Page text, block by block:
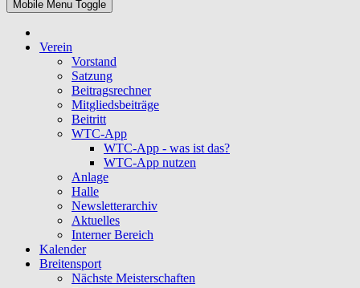
Mobile Menu Toggle
Verein
Vorstand
Satzung
Beitragsrechner
Mitgliedsbeiträge
Beitritt
WTC-App
WTC-App - was ist das?
WTC-App nutzen
Anlage
Halle
Newsletterarchiv
Aktuelles
Interner Bereich
Kalender
Breitensport
Nächste Meisterschaften